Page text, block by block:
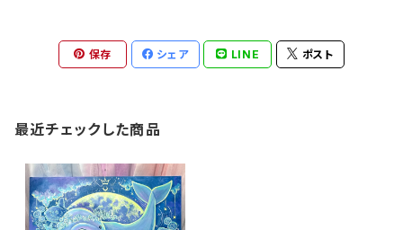
保存 シェア LINE ポスト
最近チェックした商品